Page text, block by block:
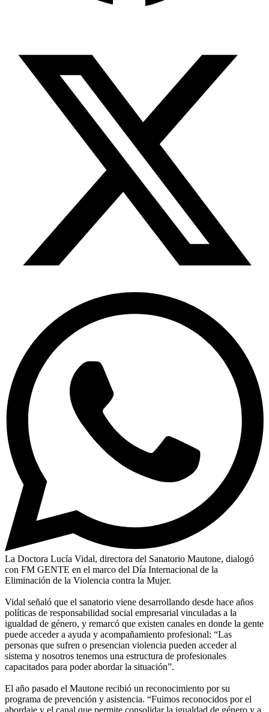
La Doctora Lucía Vidal, directora del Sanatorio Mautone, dialogó
con FM GENTE en el marco del Día Internacional de la
Eliminación de la Violencia contra la Mujer.
Vidal señaló que el sanatorio viene desarrollando desde hace años
políticas de responsabilidad social empresarial vinculadas a la
igualdad de género, y remarcó que existen canales en donde la gente
puede acceder a ayuda y acompañamiento profesional: “Las
personas que sufren o presencian violencia pueden acceder al
sistema y nosotros tenemos una estructura de profesionales
capacitados para poder abordar la situación”.
El año pasado el Mautone recibió un reconocimiento por su
programa de prevención y asistencia. “Fuimos reconocidos por el
abordaje y el canal que permite consolidar la igualdad de género y a